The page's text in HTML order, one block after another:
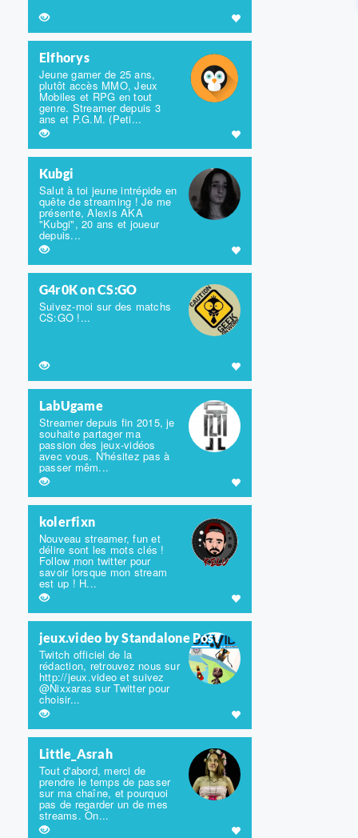
Elfhorys
Jeune gamer de 25 ans,
plutôt accès MMO, Jeux
Mobiles et RPG en tout
genre. Streamer depuis 3
ans et P.G.M. (Peti...
Kubgi
Salut à toi jeune intrépide en
quête de streaming ! Je me
présente, Alexis AKA
"Kubgi", 20 ans et joueur
depuis...
G4r0K on CS:GO
Suivez-moi sur des matchs
CS:GO !...
LabUgame
Streamer depuis fin 2015, je
souhaite partager ma
passion des jeux-vidéos
avec vous. N'hésitez pas à
passer mêm...
kolerfixn
Nouveau streamer, fun et
délire sont les mots clés !
Follow mon twitter pour
savoir lorsque mon stream
est up ! H...
jeux.video by Standalone Post
Twitch officiel de la
rédaction, retrouvez nous sur
http://jeux.video et suivez
@Nixxaras sur Twitter pour
choisir...
Little_Asrah
Tout d'abord, merci de
prendre le temps de passer
sur ma chaîne, et pourquoi
pas de regarder un de mes
streams. On...